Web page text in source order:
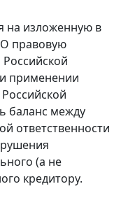
на изложенную в
О правовую
применении
баланс между
ответственности
(а не
кредитору.